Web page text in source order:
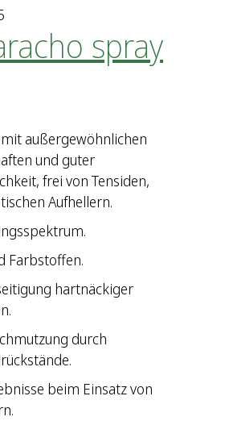
spray
außergewöhnlichen
und guter
frei von Tensiden,
Aufhellern.
Farbstoffen.
hartnäckiger
durch
beim Einsatz von